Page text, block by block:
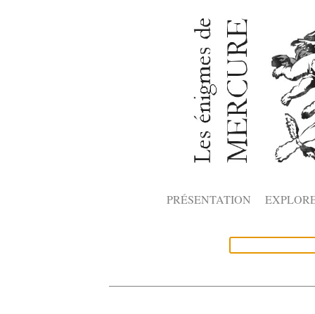
PRÉSENTATION